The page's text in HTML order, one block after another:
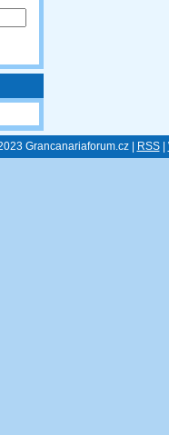
Grancanariaforum.cz | RSS|